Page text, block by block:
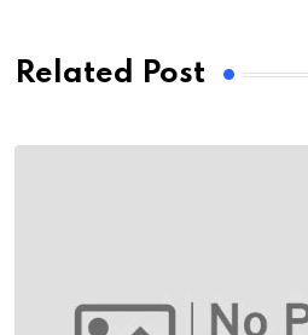
Related Post